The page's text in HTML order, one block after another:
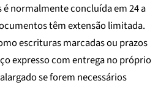
normalmente concluída em 24 a
têm extensão limitada.
escrituras marcadas ou prazos
expresso com entrega no próprio
se forem necessários